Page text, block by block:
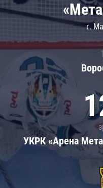
г.
УКРК «Арена